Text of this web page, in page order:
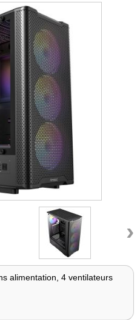
›
alimentation, 4 ventilateurs